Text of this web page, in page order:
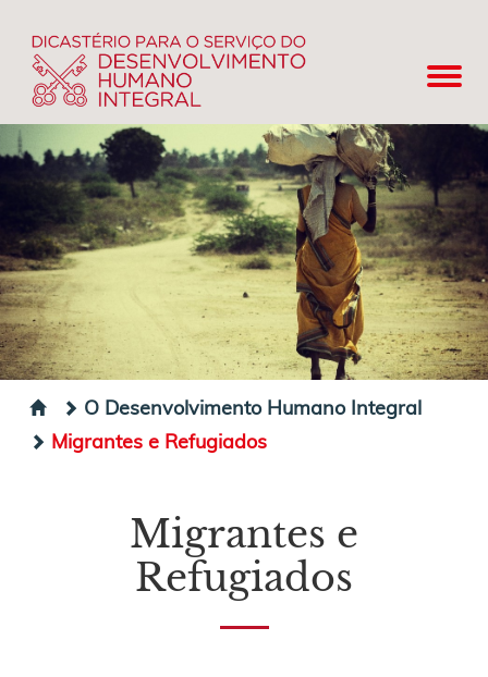
O Desenvolvimento Humano Integral
Migrantes e Refugiados
Migrantes e
Refugiados